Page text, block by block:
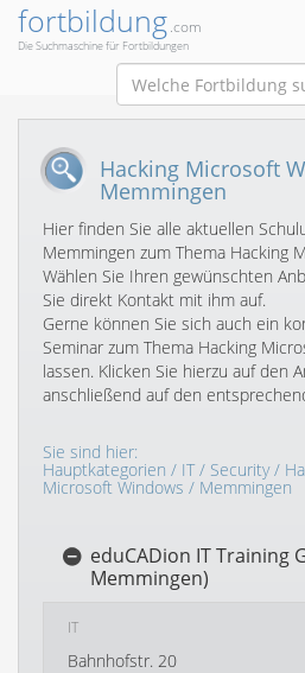
fortbildung.com
Die Suchmaschine für Fortbildungen
Hacking Microsoft
Memmingen
Hier finden Sie alle aktuellen
Memmingen zum Thema Hacking
Wählen Sie Ihren gewünschten
Sie direkt Kontakt mit ihm auf.
Gerne können Sie sich auch ein
Seminar zum Thema Hacking
lassen. Klicken Sie hierzu auf den
anschließend auf den
Sie sind hier:
Hauptkategorien / IT/ Security/
Microsoft Windows / Memmingen
eduCADion IT Training
Memmingen)
IT
Bahnhofstr. 20